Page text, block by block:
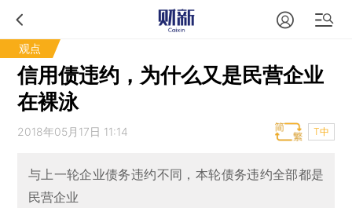
观点
信用债违约，为什么又是民营企业
在裸泳
2018年05月17日 11:14 T中
与上一轮企业债务违约不同，本轮债务违约全部都是
民营企业